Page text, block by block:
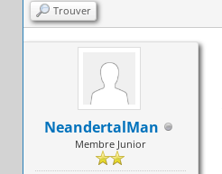
Trouver
NeandertalMan
Membre Junior